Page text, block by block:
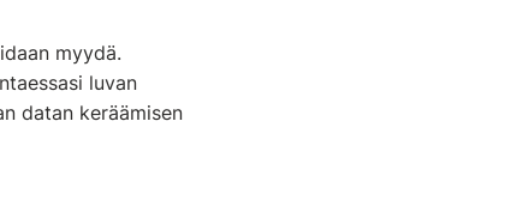
myydä.
luvan
datan keräämisen